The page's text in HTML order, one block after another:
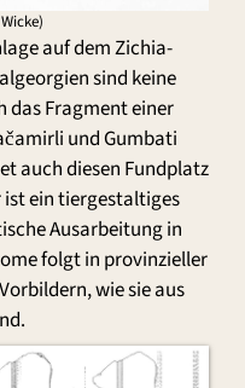
auf dem Zichia-
sind keine
das Fragment einer
und Gumbati
auch diesen Fundplatz
ein tiergestaltiges
Ausarbeitung in
folgt in provinzieller
wie sie aus